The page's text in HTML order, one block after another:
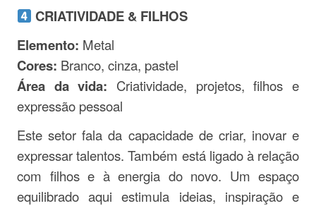
CRIATIVIDADE & FILHOS
Elemento: Metal
Cores: Branco, cinza, pastel
Área da vida: Criatividade, projetos, filhos e
expressão pessoal
Este setor fala da capacidade de criar, inovar e
expressar talentos. Também está ligado à relação
com filhos e à energia do novo. Um espaço
equilibrado aqui estimula ideias, inspiração e